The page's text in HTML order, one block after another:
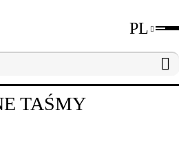
PL
Przyrządy miernicze
TAŚMY